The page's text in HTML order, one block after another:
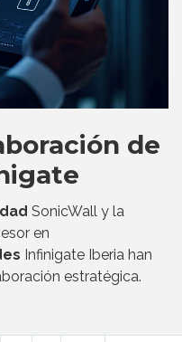
de
SonicWall y la
en
Infinigate Iberia han
estratégica.